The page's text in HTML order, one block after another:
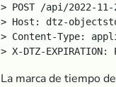
> POST /api/2022-
> Host: dtz-
> Content-Type:
La marca de tiempo